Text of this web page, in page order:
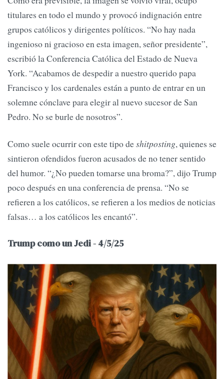
titulares en todo el mundo y provocó indignación entre
grupos católicos y dirigentes políticos. “No hay nada
ingenioso ni gracioso en esta imagen, señor presidente”,
escribió la Conferencia Católica del Estado de Nueva
York. “Acabamos de despedir a nuestro querido papa
Francisco y los cardenales están a punto de entrar en un
solemne cónclave para elegir al nuevo sucesor de San
Pedro. No se burle de nosotros”.
Como suele ocurrir con este tipo deshitposting, quienes se
sintieron ofendidos fueron acusados de no tener sentido
del humor. “¿No pueden tomarse una broma?”, dijo Trump
poco después en una conferencia de prensa. “No se
refieren a los católicos, se refieren a los medios de noticias
falsas… a los católicos les encantó”.
Trump como un Jedi - 4/5/25